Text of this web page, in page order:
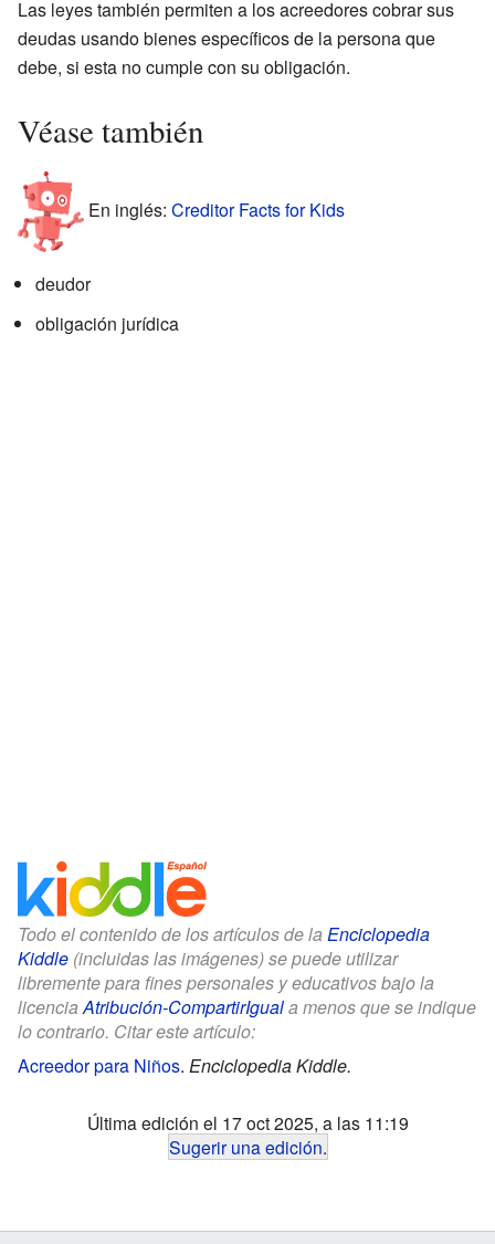
Las leyes también permiten a los acreedores cobrar sus
deudas usando bienes específicos de la persona que
debe, si esta no cumple con su obligación.
Véase también
En inglés: Creditor Facts for Kids
deudor
obligación jurídica
Todo el contenido de los artículos de la Enciclopedia
Kiddle (incluidas las imágenes) se puede utilizar
libremente para fines personales y educativos bajo la
licencia Atribución-CompartirIguala menos que se indique
lo contrario. Citar este artículo:
Acreedor para Niños. Enciclopedia Kiddle.
Última edición el 17 oct 2025, a las 11:19
Sugerir una edición.